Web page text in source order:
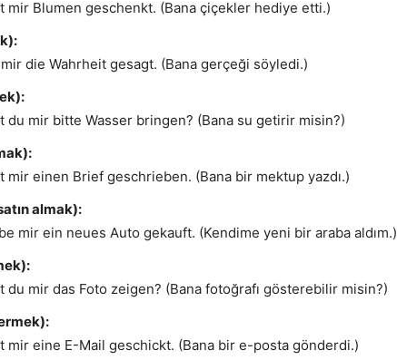
mir Blumen geschenkt. (Bana çiçekler hediye etti.)
die Wahrheit gesagt. (Bana gerçeği söyledi.)
du mir bitte Wasser bringen? (Bana su getirir misin?)
mir einen Brief geschrieben. (Bana bir mektup yazdı.)
almak):
mir ein neues Auto gekauft. (Kendime yeni bir araba aldım.)
du mir das Foto zeigen? (Bana fotoğrafı gösterebilir misin?)
mir eine E-Mail geschickt. (Bana bir e-posta gönderdi.)